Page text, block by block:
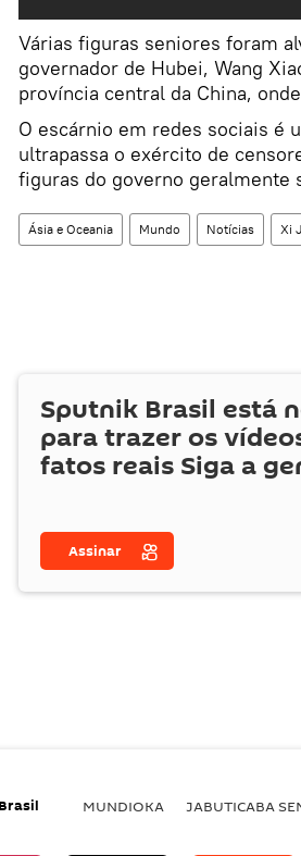
Várias figuras seniores foram
governador de Hubei, Wang
província central da China,
O escárnio em redes sociais é
ultrapassa o exército de
figuras do governo geralmente
Ásia e Oceania Mundo Notícias Xi
Sputnik Brasil está
para trazer os
fatos reais Siga a
Assinar
Brasil MUNDIOKA JABUTICABA